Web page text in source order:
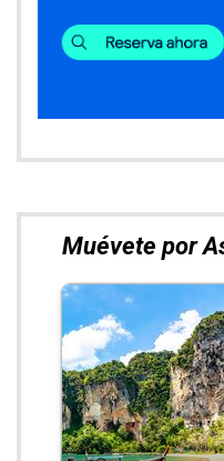
Muévete por